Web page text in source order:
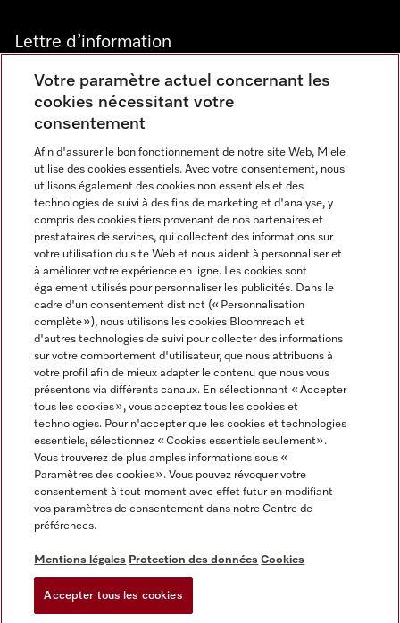
Lettre d’information
Langue
FRANCAIS
Informations légales
CGV
Conditions d’utilisation
Déclaration d'accessibilité
Digital Services Act
Miele sur Instagram
Miele sur Youtube
Votre paramètre actuel concernant les
cookies nécessitant votre
consentement
Afin d'assurer le bon fonctionnement de notre site Web, Miele
utilise des cookies essentiels. Avec votre consentement, nous
utilisons également des cookies non essentiels et des
technologies de suivi à des fins de marketing et d'analyse, y
compris des cookies tiers provenant de nos partenaires et
prestataires de services, qui collectent des informations sur
votre utilisation du site Web et nous aident à personnaliser et
à améliorer votre expérience en ligne. Les cookies sont
également utilisés pour personnaliser les publicités. Dans le
cadre d'un consentement distinct (« Personnalisation
complète »), nous utilisons les cookies Bloomreach et
d'autres technologies de suivi pour collecter des informations
sur votre comportement d'utilisateur, que nous attribuons à
votre profil afin de mieux adapter le contenu que nous vous
présentons via différents canaux. En sélectionnant « Accepter
tous les cookies », vous acceptez tous les cookies et
technologies. Pour n'accepter que les cookies et technologies
essentiels, sélectionnez « Cookies essentiels seulement».
Vous trouverez de plus amples informations sous «
Paramètres des cookies ». Vous pouvez révoquer votre
consentement à tout moment avec effet futur en modifiant
vos paramètres de consentement dans notre Centre de
préférences.
Mentions légales Protection des données Cookies
Accepter tous les cookies